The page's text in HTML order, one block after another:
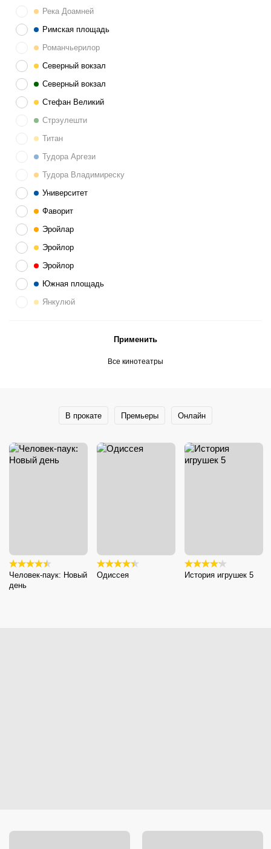
Река Доамней
Римская площадь
Романчьерилор
Северный вокзал
Северный вокзал
Стефан Великий
Стрэулешти
Титан
Тудора Аргези
Тудора Владимиреску
Университет
Фаворит
Эройлар
Эройлор
Эройлор
Южная площадь
Янкулюй
Применить
Все кинотеатры
В прокате Премьеры Онлайн
Человек-паук: Новый
день
Одиссея История игрушек 5